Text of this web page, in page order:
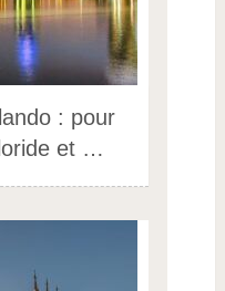
: pour
et …